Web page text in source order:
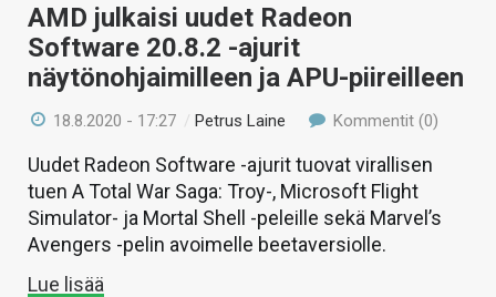
AMD julkaisi uudet Radeon
Software 20.8.2 -ajurit
näytönohjaimilleen ja APU-piireilleen
18.8.2020 - 17:27 /Petrus Laine Kommentit (0)
Uudet Radeon Software -ajurit tuovat virallisen
tuen A Total War Saga: Troy-, Microsoft Flight
Simulator- ja Mortal Shell -peleille sekä Marvel’s
Avengers -pelin avoimelle beetaversiolle.
Lue lisää